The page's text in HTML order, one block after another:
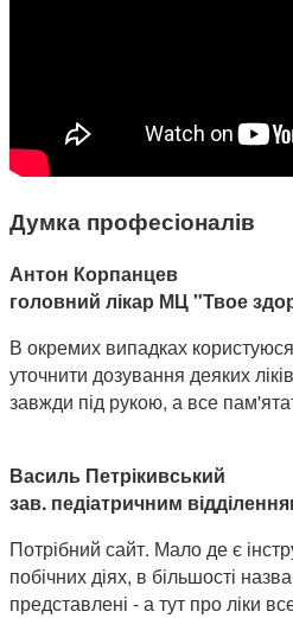
Думка професіоналів
Антон Корпанцев
головний лікар МЦ "Твое
В окремих випадках
уточнити дозування деяких
завжди під рукою, а все
Василь Петрікивський
зав. педіатричним
Потрібний сайт. Мало де є
побічних діях, в більшості
представлені - а тут про ліки